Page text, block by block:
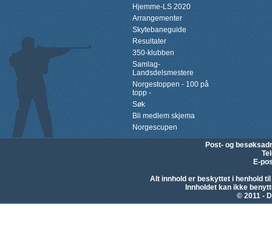
Hjemme-LS 2020
Arrangementer
Skytebaneguide
Resultater
350-klubben
Samlag-
Landsdelsmestere
Norgestoppen - 100 på
topp -
Søk
Bli medlem skjema
Norgescupen
Post- og
E-
Alt innhold er beskyttet i henhold
Innholdet kan ikke
© 2011 -